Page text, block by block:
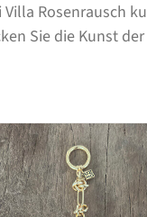
Rosenrausch
Sie die Kunst